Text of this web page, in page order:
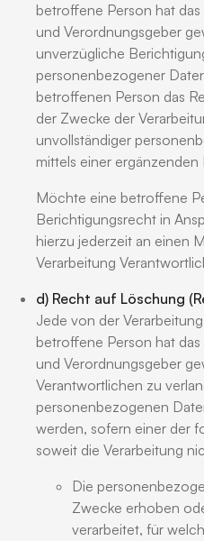
betroffene Person hat
und Verordnungsgeber
unverzügliche
personenbezogener
betroffenen Person das
der Zwecke der
unvollständiger
mittels einer
Möchte eine betroffene
Berichtigungsrecht in
hierzu jederzeit an einen
Verarbeitung
d) Recht auf Löschung
Jede von der
betroffene Person hat
und Verordnungsgeber
Verantwortlichen zu
personenbezogenen
werden, sofern einer der
soweit die Verarbeitung
Die
Zwecke erhoben
verarbeitet, für